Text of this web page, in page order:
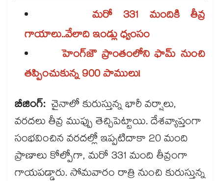
మరో 331 మందికి తీవ్ర
గాయాలు..వేలాది ఇండ్లు ధ్వంసం
హెంగ్‌‌జౌ ప్రాంతంలోని ఫామ్ నుంచి
తప్పించుకున్న 900 పాములు!
బీజింగ్: చైనాలో కురుస్తున్న భారీ వర్షాలు,
వరదలు తీవ్ర ముప్పు తెచ్చిపెట్టాయి. దేశవ్యాప్తంగా
సంభవించిన వరదల్లో ఇప్పటిదాకా 20 మంది
ప్రాణాలు కోల్పోగా, మరో 331 మంది తీవ్రంగా
గాయపడ్డారు. సోమవారం రాత్రి నుంచి కురుస్తున్న